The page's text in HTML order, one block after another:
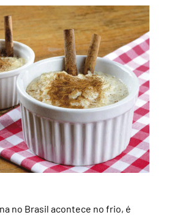
no Brasil acontece no frio, é